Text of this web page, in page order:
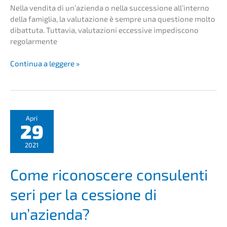
Nella vendita di un’azi­en­da o nella succes­sio­ne all’in­ter­no
della famiglia, la valuta­zio­ne è sempre una questio­ne molto
dibat­tu­ta. Tutta­via, valuta­zio­ni ecces­si­ve impedis­co­no
regolarmente
Credit­
Commen­
valuta­
ni
si­
ostaco­
Conti­nua a leggere »
Apri
29
2021
Come ricono­sce­re consu­len­ti
seri per la cessio­ne di
un’azienda?